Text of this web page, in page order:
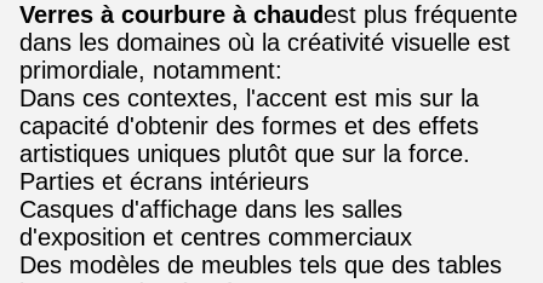
Verres à courbure à chaudest plus fréquente
dans les domaines où la créativité visuelle est
primordiale, notamment:
Dans ces contextes, l'accent est mis sur la
capacité d'obtenir des formes et des effets
artistiques uniques plutôt que sur la force.
Parties et écrans intérieurs
Casques d'affichage dans les salles
d'exposition et centres commerciaux
Des modèles de meubles tels que des tables